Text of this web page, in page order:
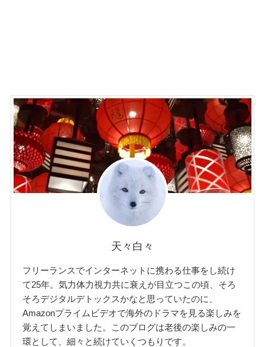
天々白々
フリーランスでインターネットに携わる仕事をし続け
て25年。気力体力視力共に衰えが目立つこの頃、そろ
そろデジタルデトックスかなと思っていたのに、
Amazonプライムビデオで海外のドラマを見る楽しみを
覚えてしまいました。このブログは老後の楽しみの一
環として、細々と続けていくつもりです。